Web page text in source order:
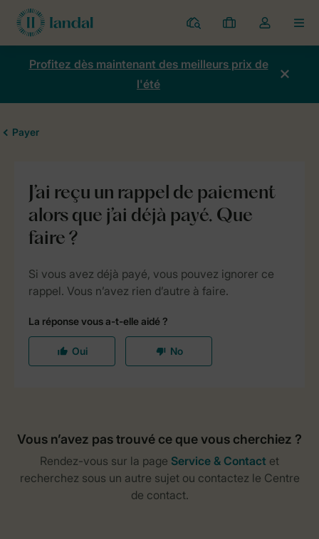
Parcs
Mes
réservations
Toggle
the
my
account
Profitez dès maintenant des meilleurs prix de
l'été